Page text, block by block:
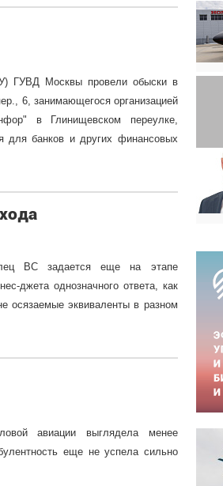
ГУВД Москвы провели обыски в
6, занимающегося организацией
в Глинищевском переулке,
для банков и других финансовых
ВС задается еще на этапе
джета однозначного ответа, как
осязаемые эквиваленты в разном
авиации выглядела менее
еще не успела сильно